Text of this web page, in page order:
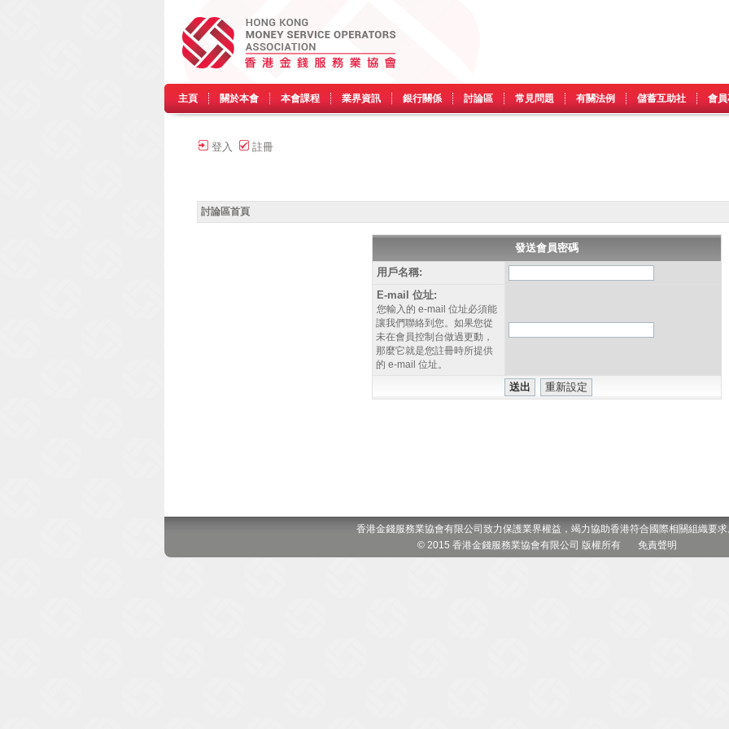
主頁 關於本會 本會課程 業界資訊 銀行關係 討論區 常見問題 有關法例 儲蓄互助社 會
登入 註冊
討論區首頁
發送會員密碼
用戶名稱:
E-mail 位址:
您輸入的 e-mail 位址必須能
讓我們聯絡到您。如果您從
未在會員控制台做過更動，
那麼它就是您註冊時所提供
的 e-mail 位址。
香港金錢服務業協會有限公司致力保護業界權益，竭力協助香港符合國際相關組織要
© 2015 香港金錢服務業協會有限公司 版權所有 免責聲明